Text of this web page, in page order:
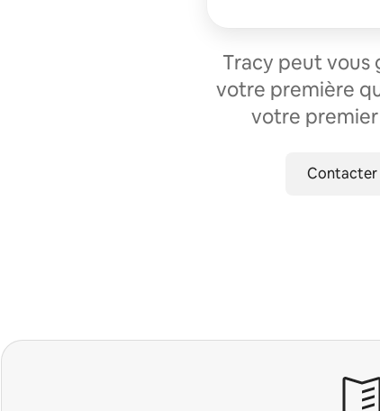
Tracy peut vous
votre première
votre
Contacter